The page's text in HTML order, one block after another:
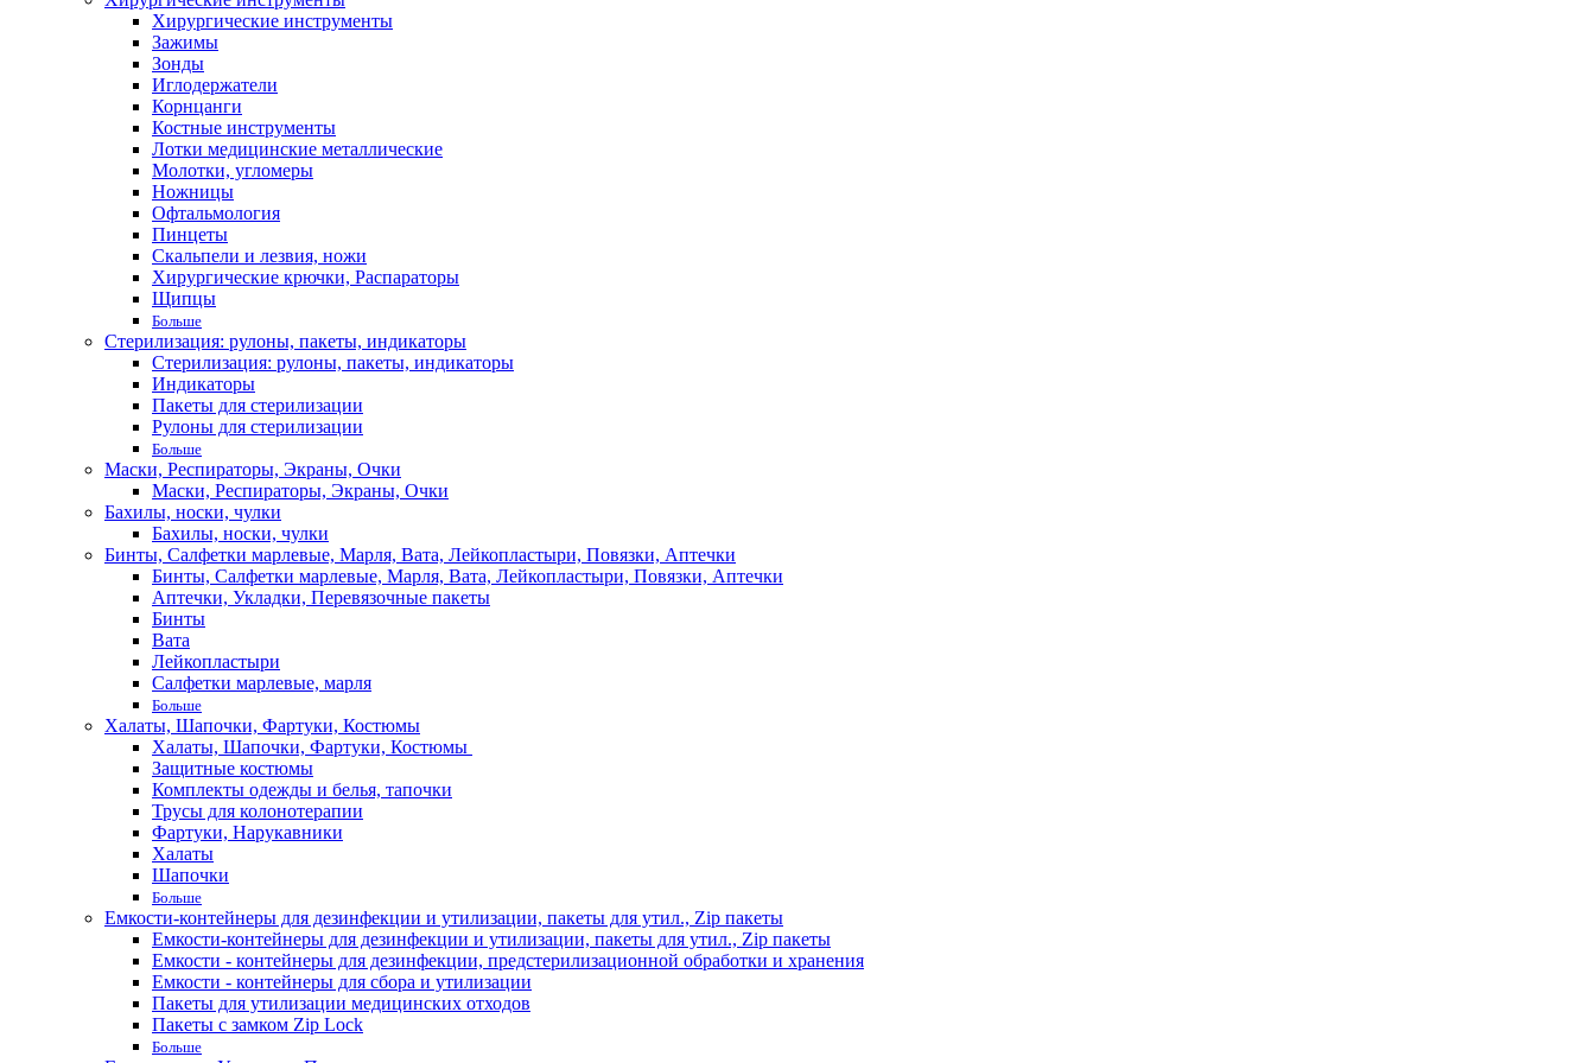
Хирургические инструменты
Зажимы
Зонды
Иглодержатели
Корнцанги
Костные инструменты
Лотки медицинские металлические
Молотки, угломеры
Ножницы
Офтальмология
Пинцеты
Скальпели и лезвия, ножи
Хирургические крючки, Распараторы
Щипцы
Больше
Стерилизация: рулоны, пакеты, индикаторы
Стерилизация: рулоны, пакеты, индикаторы
Индикаторы
Пакеты для стерилизации
Рулоны для стерилизации
Больше
Маски, Респираторы, Экраны, Очки
Маски, Респираторы, Экраны, Очки
Бахилы, носки, чулки
Бахилы, носки, чулки
Бинты, Салфетки марлевые, Марля, Вата, Лейкопластыри, Повязки, Аптечки
Бинты, Салфетки марлевые, Марля, Вата, Лейкопластыри, Повязки, Аптечки
Аптечки, Укладки, Перевязочные пакеты
Бинты
Вата
Лейкопластыри
Салфетки марлевые, марля
Больше
Халаты, Шапочки, Фартуки, Костюмы
Халаты, Шапочки, Фартуки, Костюмы
Защитные костюмы
Комплекты одежды и белья, тапочки
Трусы для колонотерапии
Фартуки, Нарукавники
Халаты
Шапочки
Больше
Емкости-контейнеры для дезинфекции и утилизации, пакеты для утил., Zip пакеты
Емкости-контейнеры для дезинфекции и утилизации, пакеты для утил., Zip пакеты
Емкости - контейнеры для дезинфекции, предстерилизационной обработки и хранения
Емкости - контейнеры для сбора и утилизации
Пакеты для утилизации медицинских отходов
Пакеты с замком Zip Lock
Больше